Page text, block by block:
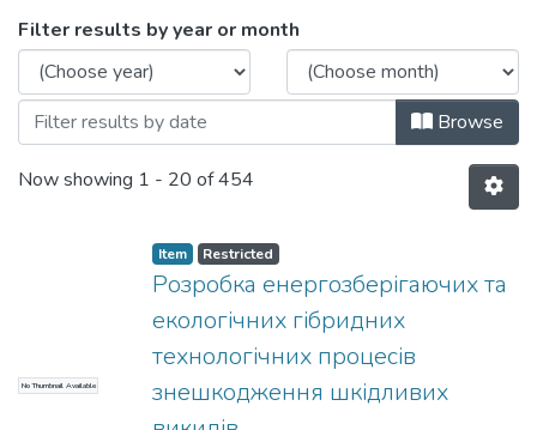
Browsing Звіти про науково-дослідні
Filter results by year or month
Browse
Now showing 1 - 20 of 454
No Thumbnail Available
Item Restricted
Розробка енергозберігаючих та
екологічних гібридних
технологічних процесів
знешкодження шкідливих